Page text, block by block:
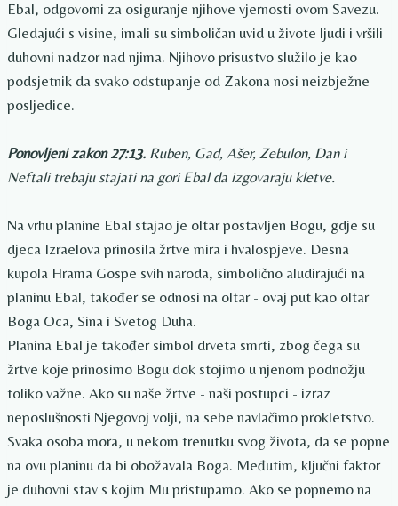
Ebal, odgovorni za osiguranje njihove vjernosti ovom Savezu.
Gledajući s visine, imali su simboličan uvid u živote ljudi i vršili
duhovni nadzor nad njima. Njihovo prisustvo služilo je kao
podsjetnik da svako odstupanje od Zakona nosi neizbježne
posljedice.
Ponovljeni zakon 27:13. Ruben, Gad, Ašer, Zebulon, Dan i
Neftali trebaju stajati na gori Ebal da izgovaraju kletve.
Na vrhu planine Ebal stajao je oltar postavljen Bogu, gdje su
djeca Izraelova prinosila žrtve mira i hvalospjeve. Desna
kupola Hrama Gospe svih naroda, simbolično aludirajući na
planinu Ebal, također se odnosi na oltar - ovaj put kao oltar
Boga Oca, Sina i Svetog Duha.
Planina Ebal je također simbol drveta smrti, zbog čega su
žrtve koje prinosimo Bogu dok stojimo u njenom podnožju
toliko važne. Ako su naše žrtve - naši postupci - izraz
neposlušnosti Njegovoj volji, na sebe navlačimo prokletstvo.
Svaka osoba mora, u nekom trenutku svog života, da se popne
na ovu planinu da bi obožavala Boga. Međutim, ključni faktor
je duhovni stav s kojim Mu pristupamo. Ako se popnemo na